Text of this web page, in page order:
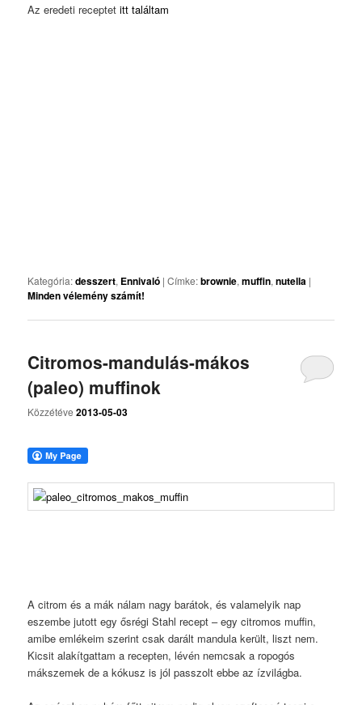
Az eredeti receptet itt találtam
Kategória:desszert, Ennivaló |Címke:brownie,muffin,nutella |
Minden vélemény számít!
Citromos-mandulás-mákos
(paleo) muffinok
Közzétéve2013-05-03
A citrom és a mák nálam nagy barátok, és valamelyik nap
eszembe jutott egy ősrégi Stahl recept – egy citromos muffin,
amibe emlékeim szerint csak darált mandula került, liszt nem.
Kicsit alakítgattam a recepten, lévén nemcsak a ropogós
mákszemek de a kókusz is jól passzolt ebbe az ízvilágba.